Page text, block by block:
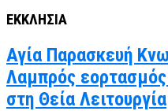
ΕΚΚΛΗΣΙΑ
Αγία Παρασκευή
Λαμπρός
στη Θεία Λειτουργία